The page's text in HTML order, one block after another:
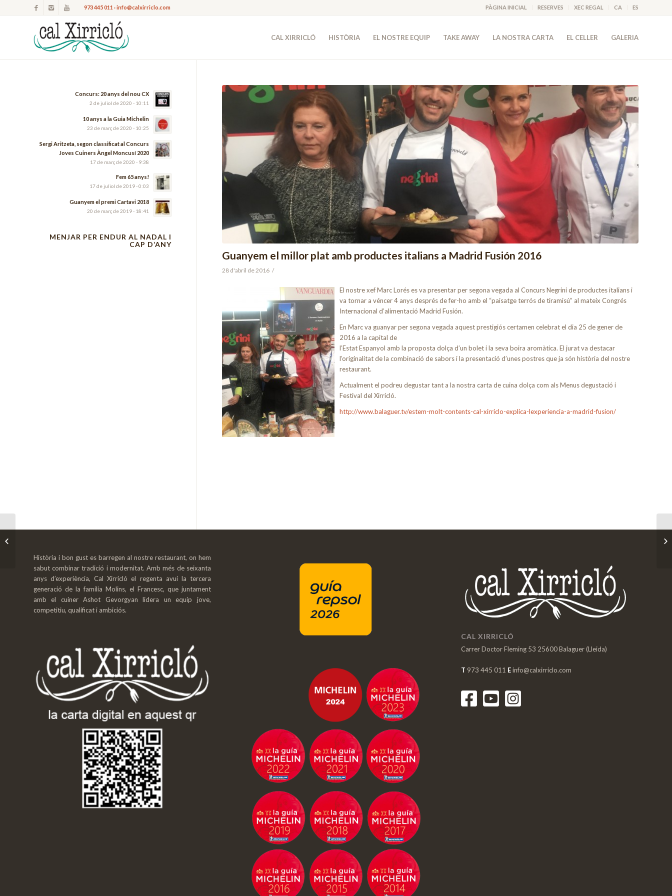
PÀGINA INICIAL RESERVES XEC REGAL CA ES
973 445 011 · info@calxirriclo.com
CAL XIRRICLÓ HISTÒRIA EL NOSTRE EQUIP TAKE AWAY LA NOSTRA CARTA EL CELLER GALERIA
Guanyem el millor plat amb productes italians a Madrid Fusión 2016
28 d'abril de 2016 /
El nostrexef Marc Lorés es va presentar per segona vegada al Concurs Negrini de productes italians i
va tornar a véncer 4 anys després de fer-ho amb el “paisatge terrós de tiramisú” al mateix Congrés
Internacional d’alimentació Madrid Fusión.
En Marc va guanyar per segona vegada aquest prestigiós certamen celebrat el dia 25 de gener de
2016 a la capital de
l’Estat Espanyol amb la proposta dolça d’un bolet i la seva boira aromàtica. El jurat va destacar
l’originalitat de la combinació de sabors i la presentació d’unes postres que ja són història del nostre
restaurant.
Actualment el podreu degustar tant a la nostra carta de cuina dolça com als Menus degustació i
Festival del Xirricló.
http://www.balaguer.tv/estem-molt-contents-cal-xirriclo-explica-lexperiencia-a-madrid-fusion/
Concurs: 20 anys del nou CX
2 de juliol de 2020 - 10:11
10 anys a la Guia Michelin
23 de març de 2020 - 10:25
Sergi Aritzeta, segon classificat al Concurs
Joves Cuiners Àngel Moncusí 2020
17 de març de 2020 - 9:38
Fem 65 anys!
17 de juliol de 2019 - 0:03
Guanyem el premi Cartavi 2018
20 de març de 2019 - 18:41
MENJAR PER ENDUR AL NADAL I
CAP D’ANY
Història i bon gust es barregen al nostre restaurant, on hem
sabut combinar tradició i modernitat. Amb més de seixanta
anys d’experiència, Cal Xirricló el regenta avui la tercera
generació de la família Molins, el Francesc, que juntament
amb el cuiner Ashot Gevorgyan lidera un equip jove,
competitiu, qualificat i ambiciós.
CAL XIRRICLÓ
Carrer Doctor Fleming 53 25600 Balaguer (Lleida)
T 973 445 011 Einfo@calxirriclo.com